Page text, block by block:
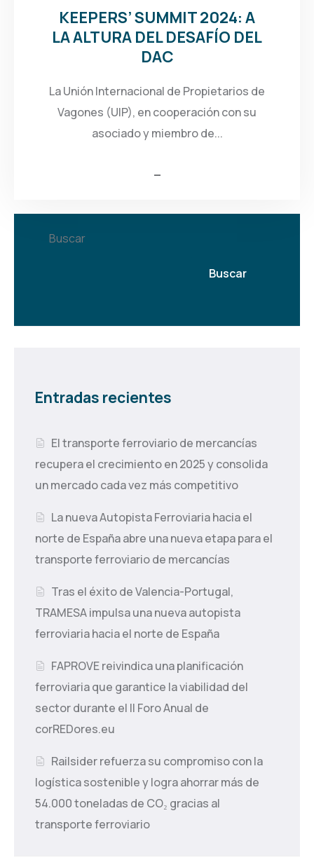
KEEPERS’ SUMMIT 2024: A
LA ALTURA DEL DESAFÍO DEL
DAC
La Unión Internacional de Propietarios de
Vagones (UIP), en cooperación con su
asociado y miembro de...
Buscar
Buscar
Entradas recientes
El transporte ferroviario de mercancías
recupera el crecimiento en 2025 y consolida
un mercado cada vez más competitivo
La nueva Autopista Ferroviaria hacia el
norte de España abre una nueva etapa para el
transporte ferroviario de mercancías
Tras el éxito de Valencia-Portugal,
TRAMESA impulsa una nueva autopista
ferroviaria hacia el norte de España
FAPROVE reivindica una planificación
ferroviaria que garantice la viabilidad del
sector durante el II Foro Anual de
corREDores.eu
Railsider refuerza su compromiso con la
logística sostenible y logra ahorrar más de
54.000 toneladas de CO₂ gracias al
transporte ferroviario